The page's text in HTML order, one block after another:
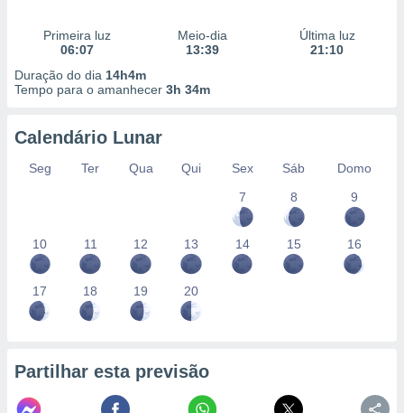
Primeira luz
06:07
Meio-dia
13:39
Última luz
21:10
Duração do dia 14h4m
Tempo para o amanhecer 3h 34m
Calendário Lunar
Seg Ter Qua Qui Sex Sáb
Domo
7
8 9
10 11 12 13 14 15 16
17 18 19 20
Partilhar esta previsão